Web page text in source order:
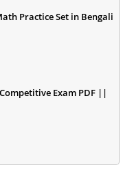
Math Practice Set in Bengali
Exam PDF ||